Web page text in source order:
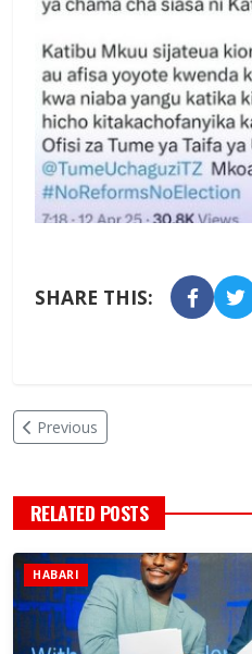
SHARE THIS:
Previous
RELATED POSTS
HABARI